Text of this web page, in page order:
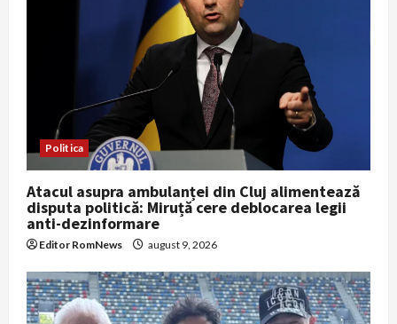
Politica
Atacul asupra ambulanței din Cluj alimentează
disputa politică: Miruță cere deblocarea legii
anti-dezinformare
Editor RomNews august 9, 2026